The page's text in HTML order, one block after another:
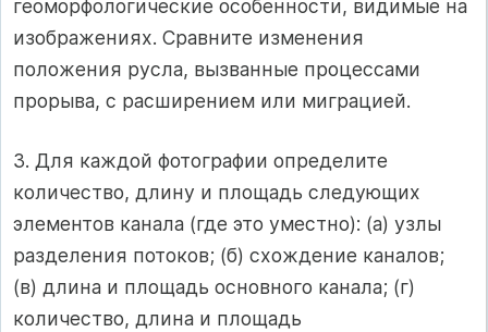
геоморфологические особенности, видимые на
изображениях. Сравните изменения
положения русла, вызванные процессами
прорыва, с расширением или миграцией.
3. Для каждой фотографии определите
количество, длину и площадь следующих
элементов канала (где это уместно): (а) узлы
разделения потоков; (б) схождение каналов;
(в) длина и площадь основного канала; (г)
количество, длина и площадь